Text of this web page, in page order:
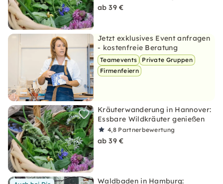
ab 39 €
Jetzt exklusives Event anfragen
- kostenfreie Beratung
Teamevents
Private Gruppen
Firmenfeiern
Kräuterwanderung in Hannover:
Essbare Wildkräuter genießen
4,8 Partnerbewertung
ab 39 €
Waldbaden in Hamburg: